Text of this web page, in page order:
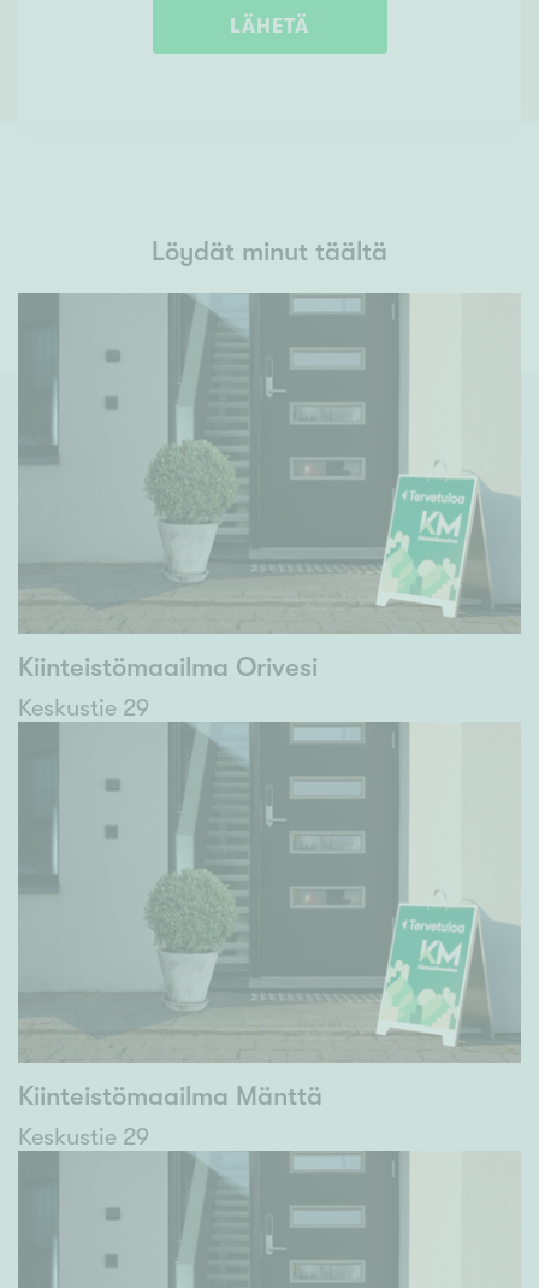
LÄHETÄ
Löydät minut täältä
Kiinteistömaailma Orivesi
Keskustie 29
Kiinteistömaailma Mänttä
Keskustie 29